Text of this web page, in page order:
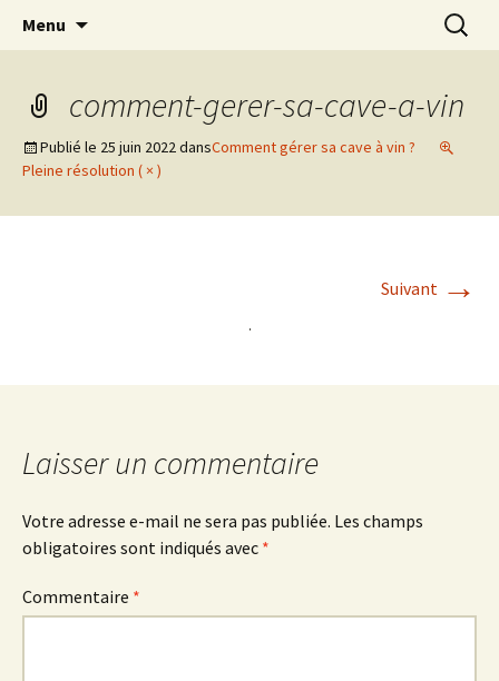
Menu
comment-gerer-sa-cave-a-vin
Publié le 25 juin 2022dansComment gérer sa cave à vin ?
Pleine résolution ( × )
Suivant →
Laisser un commentaire
Votre adresse e-mail ne sera pas publiée. Les champs
obligatoires sont indiqués avec *
Commentaire *